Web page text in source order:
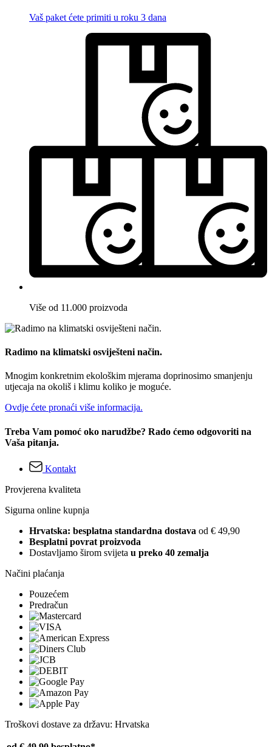
Vaš paket ćete primiti u roku 3 dana
Više od 11.000 proizvoda
Radimo na klimatski osviješteni način.
Mnogim konkretnim ekološkim mjerama doprinosimo smanjenju
utjecaja na okoliš i klimu koliko je moguće.
Ovdje ćete pronaći više informacija.
Treba Vam pomoć oko narudžbe? Rado ćemo odgovoriti na
Vaša pitanja.
Kontakt
Provjerena kvaliteta
Sigurna online kupnja
Hrvatska: besplatna standardna dostava od € 49,90
Besplatni povrat proizvoda
Dostavljamo širom svijeta u preko 40 zemalja
Načini plaćanja
Pouzećem
Predračun
Troškovi dostave za državu: Hrvatska